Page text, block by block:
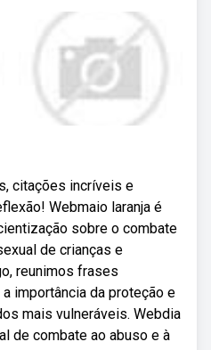
citações incríveis e
Webmaio laranja é
sobre o combate
de crianças e
reunimos frases
importância da proteção e
mais vulneráveis. Webdia
de combate ao abuso e à